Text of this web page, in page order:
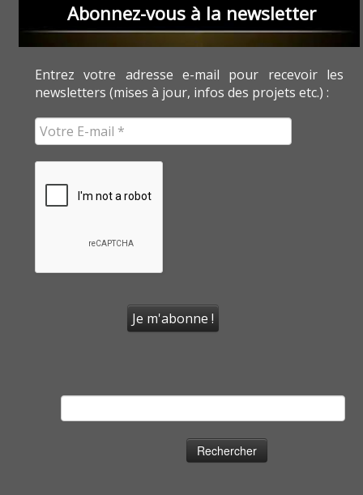
Abonnez-vous à la newsletter
Entrez votre adresse e-mail pour recevoir les
newsletters (mises à jour, infos des projets etc.) :